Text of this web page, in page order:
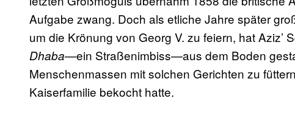
Aufgabe zwang. Doch als etliche Jahre später
um die Krönung von Georg V. zu feiern, hat Aziz’
Dhaba—ein Straßenimbiss—aus dem Boden
Menschenmassen mit solchen Gerichten zu
Kaiserfamilie bekocht hatte.